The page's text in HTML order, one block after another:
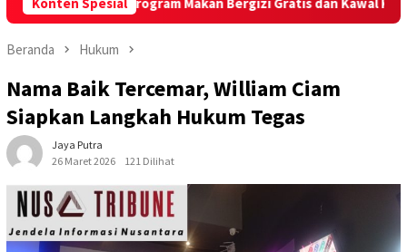
Beranda Hukum
Nama Baik Tercemar, William Ciam
Siapkan Langkah Hukum Tegas
Jaya Putra
26 Maret 2026
121 Dilihat